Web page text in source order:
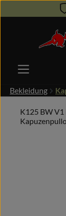
Zum Hauptinhalt
Bekleidung
K125 BW